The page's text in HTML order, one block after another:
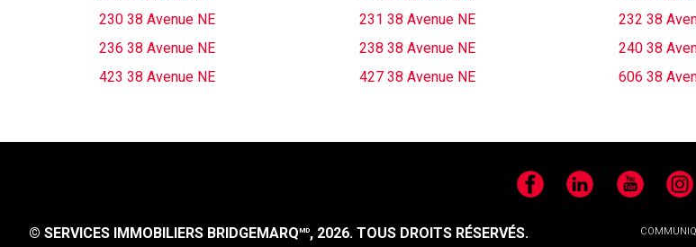
230 38 Avenue NE
231 38 Avenue NE 232 38
236 38 Avenue NE
238 38 Avenue NE 240 38
423 38 Avenue NE
427 38 Avenue NE 606 38
FacebookLinkedIn YouTube
© SERVICES IMMOBILIERS BRIDGEMARQMD, 2026. TOUS DROITS RÉSERVÉS.